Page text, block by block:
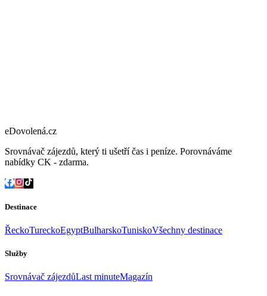
eDovolená.cz
Srovnávač zájezdů, který ti ušetří čas i peníze. Porovnáváme
nabídky CK - zdarma.
Destinace
ŘeckoTureckoEgyptBulharskoTuniskoVšechny destinace
Služby
Srovnávač zájezdůLast minuteMagazín